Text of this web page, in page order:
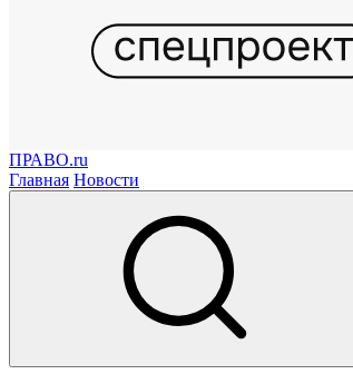
ПРАВО.ru
Главная Новости